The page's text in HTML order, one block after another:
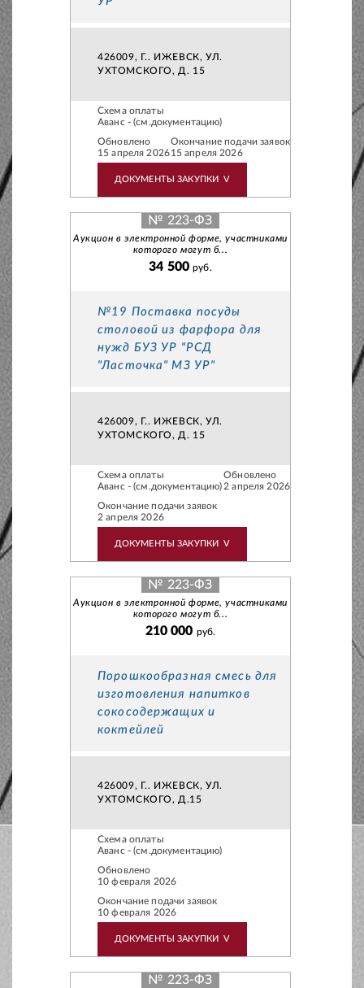
426009, Г.. ИЖЕВСК, УЛ.
УХТОМСКОГО, Д. 15
Схема оплаты
Аванс - (см.документацию)
Обновлено
15 апреля 2026
Окончание подачи заявок
15 апреля 2026
ДОКУМЕНТЫ ЗАКУПКИ V
№ 223-ФЗ
Аукцион в электронной форме, участниками
которого могут б...
34 500руб.
№19 Поставка посуды
столовой из фарфора для
нужд БУЗ УР "РСД
"Ласточка" МЗ УР"
426009, Г.. ИЖЕВСК, УЛ.
УХТОМСКОГО, Д. 15
Схема оплаты
Аванс - (см.документацию)
Обновлено
2 апреля 2026
Окончание подачи заявок
2 апреля 2026
ДОКУМЕНТЫ ЗАКУПКИ V
№ 223-ФЗ
Аукцион в электронной форме, участниками
которого могут б...
210 000 руб.
Порошкообразная смесь для
изготовления напитков
сокосодержащих и
коктейлей
426009, Г.. ИЖЕВСК, УЛ.
УХТОМСКОГО, Д.15
Схема оплаты
Аванс - (см.документацию)
Обновлено
10 февраля 2026
Окончание подачи заявок
10 февраля 2026
ДОКУМЕНТЫ ЗАКУПКИ V
№ 223-ФЗ